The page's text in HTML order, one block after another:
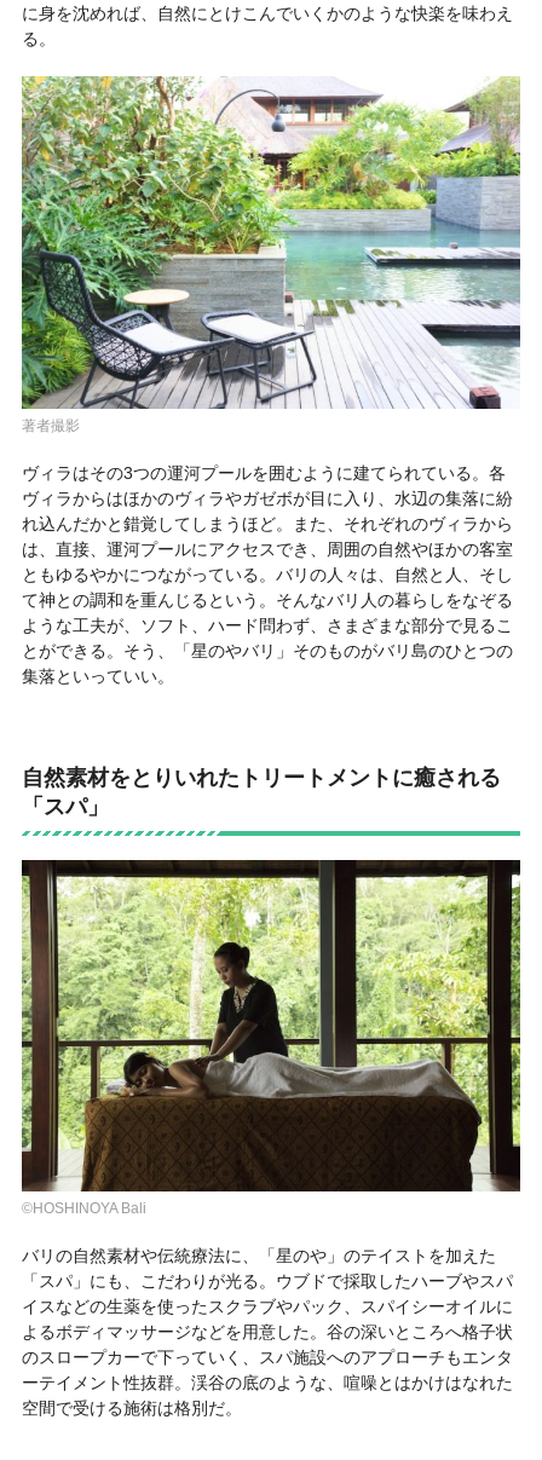
に身を沈めれば、自然にとけこんでいくかのような快楽を味わえ
る。
著者撮影
ヴィラはその3つの運河プールを囲むように建てられている。各
ヴィラからはほかのヴィラやガゼボが目に入り、水辺の集落に紛
れ込んだかと錯覚してしまうほど。また、それぞれのヴィラから
は、直接、運河プールにアクセスでき、周囲の自然やほかの客室
ともゆるやかにつながっている。バリの人々は、自然と人、そし
て神との調和を重んじるという。そんなバリ人の暮らしをなぞる
ような工夫が、ソフト、ハード問わず、さまざまな部分で見るこ
とができる。そう、「星のやバリ」そのものがバリ島のひとつの
集落といっていい。
自然素材をとりいれたトリートメントに癒される
「スパ」
©HOSHINOYA Bali
バリの自然素材や伝統療法に、「星のや」のテイストを加えた
「スパ」にも、こだわりが光る。ウブドで採取したハーブやスパ
イスなどの生薬を使ったスクラブやパック、スパイシーオイルに
よるボディマッサージなどを用意した。谷の深いところへ格子状
のスロープカーで下っていく、スパ施設へのアプローチもエンタ
ーテイメント性抜群。渓谷の底のような、喧噪とはかけはなれた
空間で受ける施術は格別だ。